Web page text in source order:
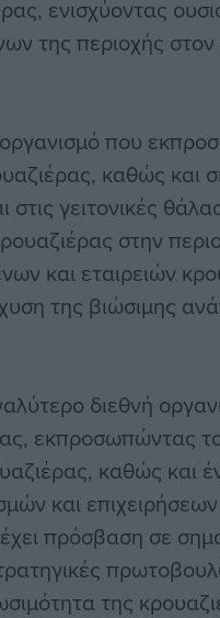
ενισχύοντας
της περιοχής
που
καθώς και
γειτονικές
στην
και εταιρειών
της βιώσιμης
διεθνή
εκπροσωπώντας
καθώς και
και
πρόσβαση σε
της